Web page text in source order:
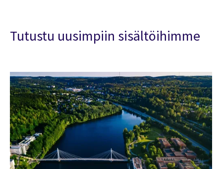
Tutustu uusimpiin sisältöihimme